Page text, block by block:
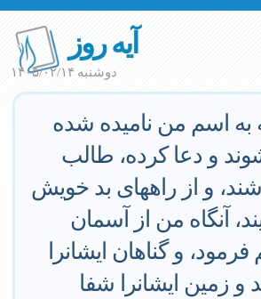
آیه روز
دوشنبه ۱۴۰۵/۰۲/۱۴
اسم من ناميده شده
و دعا كرده، طالب
و از راههاى بد خويش
آنگاه من از آسمان
و گناهان ايشانرا
و زمين ايشانرا شفا